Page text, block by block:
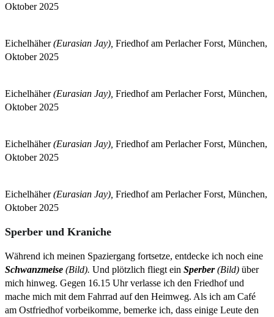
Oktober 2025
Eichelhäher(Eurasian Jay), Friedhof am Perlacher Forst, München,
Oktober 2025
Eichelhäher(Eurasian Jay), Friedhof am Perlacher Forst, München,
Oktober 2025
Eichelhäher(Eurasian Jay), Friedhof am Perlacher Forst, München,
Oktober 2025
Eichelhäher(Eurasian Jay), Friedhof am Perlacher Forst, München,
Oktober 2025
Sperber und Kraniche
Während ich meinen Spaziergang fortsetze, entdecke ich noch eine
Schwanzmeise (Bild). Und plötzlich fliegt ein Sperber(Bild) über
mich hinweg. Gegen 16.15 Uhr verlasse ich den Friedhof und
mache mich mit dem Fahrrad auf den Heimweg. Als ich am Café
am Ostfriedhof vorbeikomme, bemerke ich, dass einige Leute den